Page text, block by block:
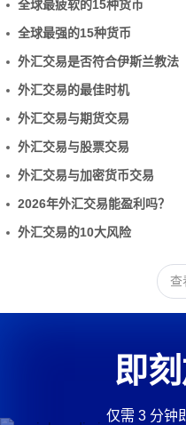
全球最疲软的15种货币
全球最强的15种货币
外汇交易是否符合伊斯兰教法
外汇交易的最佳时机
外汇交易与期货交易
外汇交易与股票交易
外汇交易与加密货币交易
2026年外汇交易能盈利吗？
外汇交易的10大风险
查
即刻
仅需 3 分钟